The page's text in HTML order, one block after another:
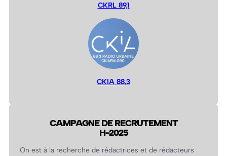
CKRL 89,1
CKIA 88,3
CAMPAGNE DE RECRUTEMENT
H-2025
On est à la recherche de rédactrices et de rédacteurs